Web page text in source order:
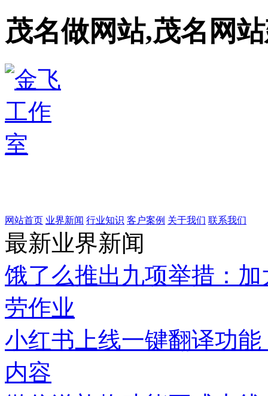
茂名做网站,茂名网
网站首页 业界新闻 行业知识 客户案例 关于我们 联系我们
最新业界新闻
饿了么推出九项举措：
劳作业
小红书上线一键翻译功
内容